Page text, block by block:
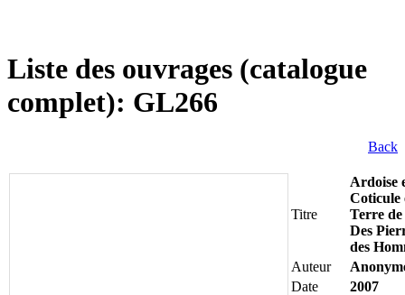
Liste des ouvrages (catalogue
complet): GL266
Back
Titre
Ardoise
Coticule
Terre de
Des
des
Auteur
Date
2007